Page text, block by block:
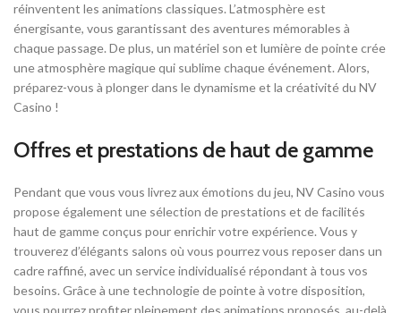
réinventent les animations classiques. L’atmosphère est
énergisante, vous garantissant des aventures mémorables à
chaque passage. De plus, un matériel son et lumière de pointe crée
une atmosphère magique qui sublime chaque événement. Alors,
préparez-vous à plonger dans le dynamisme et la créativité du NV
Casino !
Offres et prestations de haut de gamme
Pendant que vous vous livrez aux émotions du jeu, NV Casino vous
propose également une sélection de prestations et de facilités
haut de gamme conçus pour enrichir votre expérience. Vous y
trouverez d’élégants salons où vous pourrez vous reposer dans un
cadre raffiné, avec un service individualisé répondant à tous vos
besoins. Grâce à une technologie de pointe à votre disposition,